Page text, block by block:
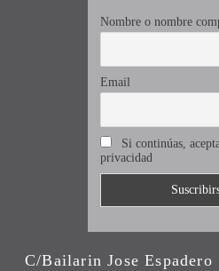
Nombre o nombre
Email
Si continúas,
privacidad
C/Bailarin Jose